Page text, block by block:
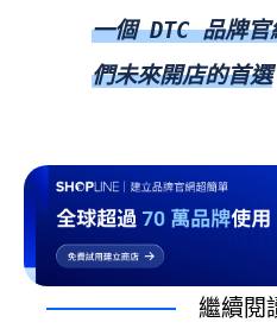
一個 DTC 品牌官
們未來開店的首選
繼續閱